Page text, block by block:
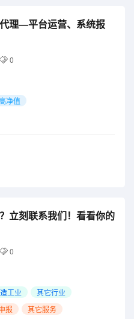
理—平台运营、系统报
0
净值
立刻联系我们！看看你的
0
工业 其它行业
报 其它服务